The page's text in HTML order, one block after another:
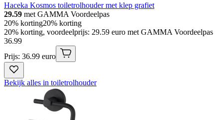
Haceka Kosmos toiletrolhouder met klep grafiet
29.59 met GAMMA Voordeelpas
20% korting20% korting
20% korting, voordeelprijs: 29.59 euro met GAMMA Voordeelpas
36.99
Prijs: 36.99 euro
Bekijk alles in toiletrolhouder